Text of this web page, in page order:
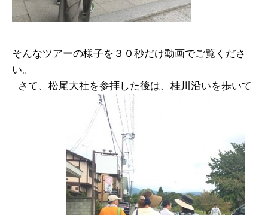
そんなツアーの様子を３０秒だけ動画でご覧くださ
い。
さて、松尾大社を参拝した後は、桂川沿いを歩いて